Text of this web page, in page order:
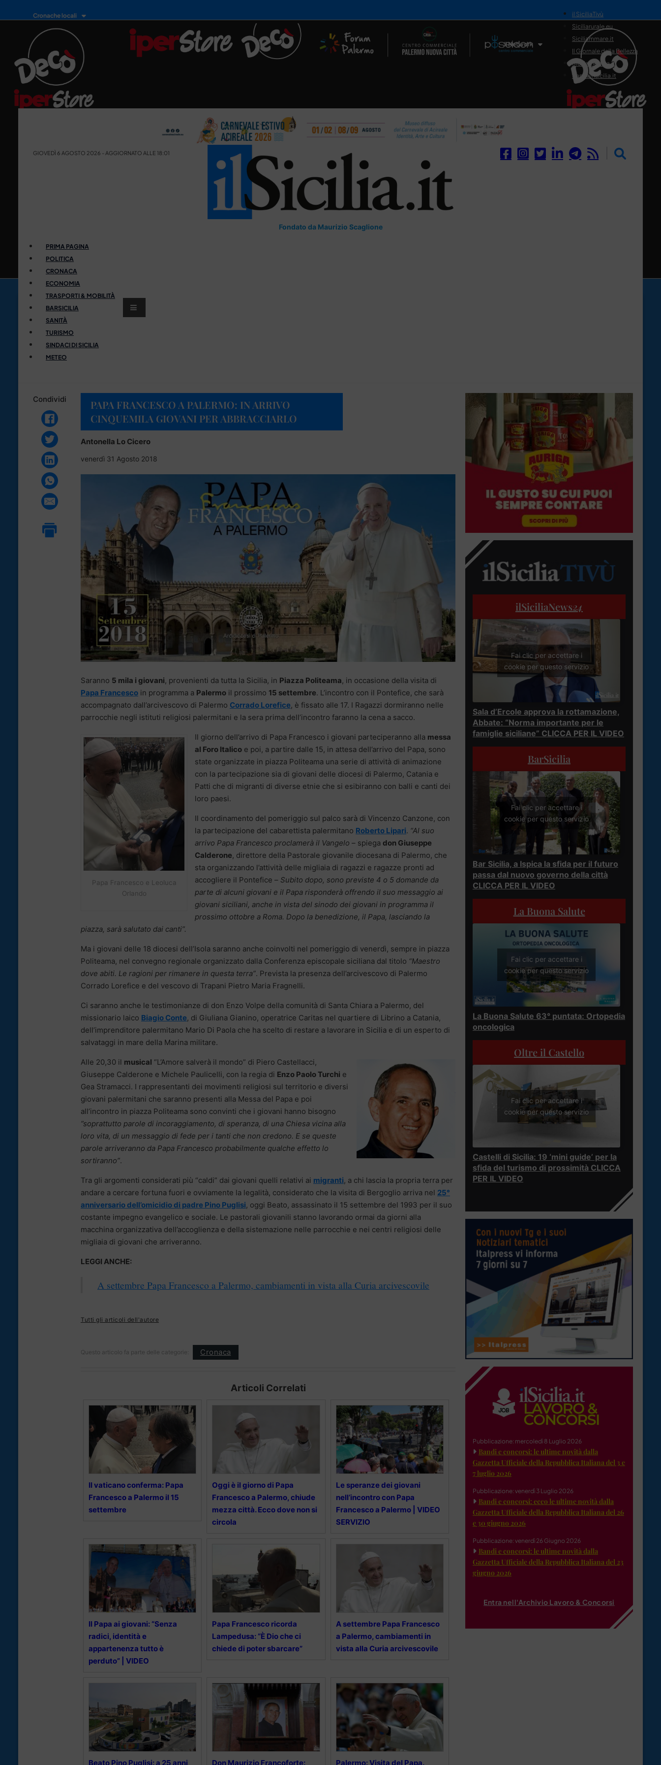
Cronache locali
Il Network
il SiciliaTivù
Siciliarurale.eu
Siciliammare.it
Il Giornale della Bellezza
Siciliamedica.it
Sanitainsicilia.it
GIOVEDÌ 6 AGOSTO 2026 - AGGIORNATO ALLE 18:01
Fondato da Maurizio Scaglione
PRIMA PAGINA
POLITICA
CRONACA
ECONOMIA
TRASPORTI & MOBILITÀ
BARSICILIA
SANITÀ
TURISMO
SINDACI DI SICILIA
METEO
Condividi
PAPA FRANCESCO A PALERMO: IN ARRIVO
CINQUEMILA GIOVANI PER ABBRACCIARLO
Antonella Lo Cicero
venerdì 31 Agosto 2018
Saranno 5 mila i giovani, provenienti da tutta la Sicilia, in Piazza Politeama, in occasione della visita di
Papa Francesco in programma a Palermo il prossimo 15 settembre. L’incontro con il Pontefice, che sarà
accompagnato dall’arcivescovo di Palermo Corrado Lorefice, è fissato alle 17. I Ragazzi dormiranno nelle
parrocchie negli istituti religiosi palermitani e la sera prima dell’incontro faranno la cena a sacco.
Papa Francesco e Leoluca
Orlando
Il giorno dell’arrivo di Papa Francesco i giovani parteciperanno alla messa
al Foro Italico e poi, a partire dalle 15, in attesa dell’arrivo del Papa, sono
state organizzate in piazza Politeama una serie di attività di animazione
con la partecipazione sia di giovani delle diocesi di Palermo, Catania e
Patti che di migranti di diverse etnie che si esibiranno con balli e canti dei
loro paesi.
Il coordinamento del pomeriggio sul palco sarà di Vincenzo Canzone, con
la partecipazione del cabarettista palermitano Roberto Lipari. “Al suo
arrivo Papa Francesco proclamerà il Vangelo – spiega don Giuseppe
Calderone, direttore della Pastorale giovanile diocesana di Palermo, che
sta organizzando l’attività delle migliaia di ragazzi e ragazze pronti ad
accogliere il Pontefice – Subito dopo, sono previste 4 o 5 domande da
parte di alcuni giovani e il Papa risponderà offrendo il suo messaggio ai
giovani siciliani, anche in vista del sinodo dei giovani in programma il
prossimo ottobre a Roma. Dopo la benedizione, il Papa, lasciando la
piazza, sarà salutato dai canti”.
Ma i giovani delle 18 diocesi dell’Isola saranno anche coinvolti nel pomeriggio di venerdì, sempre in piazza
Politeama, nel convegno regionale organizzato dalla Conferenza episcopale siciliana dal titolo “Maestro
dove abiti. Le ragioni per rimanere in questa terra”. Prevista la presenza dell’arcivescovo di Palermo
Corrado Lorefice e del vescovo di Trapani Pietro Maria Fragnelli.
Ci saranno anche le testimonianze di don Enzo Volpe della comunità di Santa Chiara a Palermo, del
missionario laico Biagio Conte, di Giuliana Gianino, operatrice Caritas nel quartiere di Librino a Catania,
dell’imprenditore palermitano Mario Di Paola che ha scelto di restare a lavorare in Sicilia e di un esperto di
salvataggi in mare della Marina militare.
Alle 20,30 il musical “L’Amore salverà il mondo” di Piero Castellacci,
Giuseppe Calderone e Michele Paulicelli, con la regia di Enzo Paolo Turchi e
Gea Stramacci. I rappresentanti dei movimenti religiosi sul territorio e diversi
giovani palermitani che saranno presenti alla Messa del Papa e poi
all’incontro in piazza Politeama sono convinti che i giovani hanno bisogno
”soprattutto parole di incoraggiamento, di speranza, di una Chiesa vicina alla
loro vita, di un messaggio di fede per i tanti che non credono. E se queste
parole arriveranno da Papa Francesco probabilmente qualche effetto lo
sortiranno”.
Tra gli argomenti considerati più “caldi” dai giovani quelli relativi ai migranti, a chi lascia la propria terra per
andare a cercare fortuna fuori e ovviamente la legalità, considerato che la visita di Bergoglio arriva nel 25°
anniversario dell’omicidio di padre Pino Puglisi, oggi Beato, assassinato il 15 settembre del 1993 per il suo
costante impegno evangelico e sociale. Le pastorali giovanili stanno lavorando ormai da giorni alla
macchina organizzativa dell’accoglienza e della sistemazione nelle parrocchie e nei centri religiosi delle
migliaia di giovani che arriveranno.
LEGGI ANCHE:
A settembre Papa Francesco a Palermo, cambiamenti in vista alla Curia arcivescovile
Tutti gli articoli dell'autore
Questo articolo fa parte delle categorie: Cronaca
Articoli Correlati
Il vaticano conferma: Papa
Francesco a Palermo il 15
settembre
Oggi è il giorno di Papa
Francesco a Palermo, chiude
mezza città. Ecco dove non si
circola
Le speranze dei giovani
nell’incontro con Papa
Francesco a Palermo | VIDEO
SERVIZIO
Il Papa ai giovani: “Senza
radici, identità e
appartenenza tutto è
perduto” | VIDEO
Papa Francesco ricorda
Lampedusa: “È Dio che ci
chiede di poter sbarcare”
A settembre Papa Francesco
a Palermo, cambiamenti in
vista alla Curia arcivescovile
Beato Pino Puglisi: a 25 anni Don Maurizio Francoforte: Palermo: Visita del Papa.
ilSiciliaNews24
Fai clic per accettare i
cookie per questo servizio
Sala d’Ercole approva la rottamazione,
Abbate: “Norma importante per le
famiglie siciliane” CLICCA PER IL VIDEO
BarSicilia
Fai clic per accettare i
cookie per questo servizio
Bar Sicilia, a Ispica la sfida per il futuro
passa dal nuovo governo della città
CLICCA PER IL VIDEO
La Buona Salute
Fai clic per accettare i
cookie per questo servizio
La Buona Salute 63° puntata: Ortopedia
oncologica
Oltre il Castello
Fai clic per accettare i
cookie per questo servizio
Castelli di Sicilia: 19 ‘mini guide’ per la
sfida del turismo di prossimità CLICCA
PER IL VIDEO
Pubblicazione: mercoledì 8 Luglio 2026
Bandi e concorsi: le ultime novità dalla
Gazzetta Ufficiale della Repubblica Italiana del 3 e
7 luglio 2026
Pubblicazione: venerdì 3 Luglio 2026
Bandi e concorsi: ecco le ultime novità dalla
Gazzetta Ufficiale della Repubblica Italiana del 26
e 30 giugno 2026
Pubblicazione: venerdì 26 Giugno 2026
Bandi e concorsi: le ultime novità dalla
Gazzetta Ufficiale della Repubblica Italiana del 23
giugno 2026
Entra nell'Archivio Lavoro & Concorsi